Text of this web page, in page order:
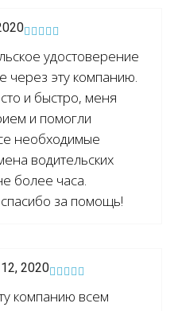
удостоверение
через эту компанию.
и быстро, меня
и помогли
необходимые
водительских
более часа.
за помощь!
2020
компанию всем